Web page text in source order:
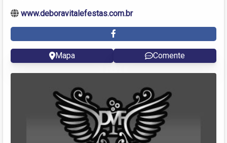
www.deboravitalefestas.com.br
Mapa Comente